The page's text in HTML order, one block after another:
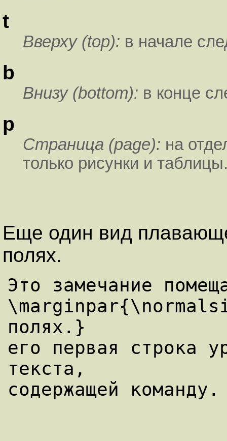
t
Вверху (top): в начале
b
Внизу (bottom): в конце
p
Страница (page): на
только рисунки и
Еще один вид
полях.
Это замечание
полях.}
его первая строка
текста,